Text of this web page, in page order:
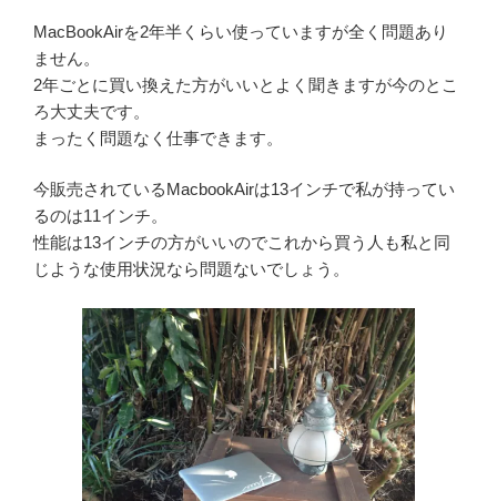
MacBookAirを2年半くらい使っていますが全く問題あり
ません。
2年ごとに買い換えた方がいいとよく聞きますが今のとこ
ろ大丈夫です。
まったく問題なく仕事できます。
今販売されているMacbookAirは13インチで私が持ってい
るのは11インチ。
性能は13インチの方がいいのでこれから買う人も私と同
じような使用状況なら問題ないでしょう。